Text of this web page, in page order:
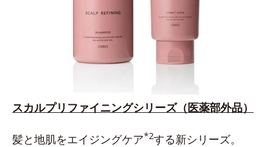
スカルプリファイニングシリーズ（医薬部外品）
髪と地肌をエイジングケア*2する新シリーズ。